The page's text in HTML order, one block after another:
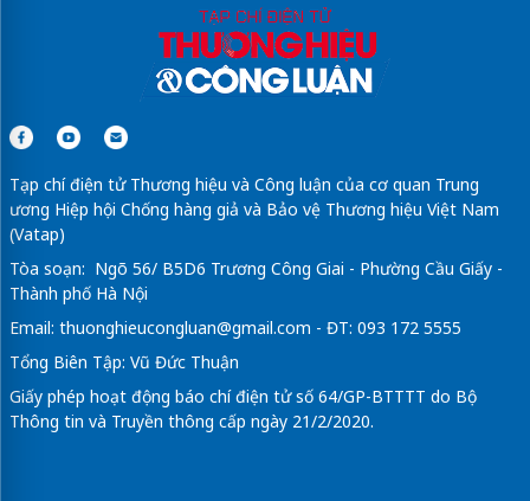
Tạp chí điện tử Thương hiệu và Công luận của cơ quan Trung
ương Hiệp hội Chống hàng giả và Bảo vệ Thương hiệu Việt Nam
(Vatap)
Tòa soạn: Ngõ 56/ B5D6 Trương Công Giai - Phường Cầu Giấy -
Thành phố Hà Nội
Email: thuonghieucongluan@gmail.com - ĐT: 093 172 5555
Tổng Biên Tập: Vũ Đức Thuận
Giấy phép hoạt động báo chí điện tử số 64/GP-BTTTT do Bộ
Thông tin và Truyền thông cấp ngày 21/2/2020.